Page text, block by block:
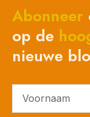
Abonneer
op de
nieuwe